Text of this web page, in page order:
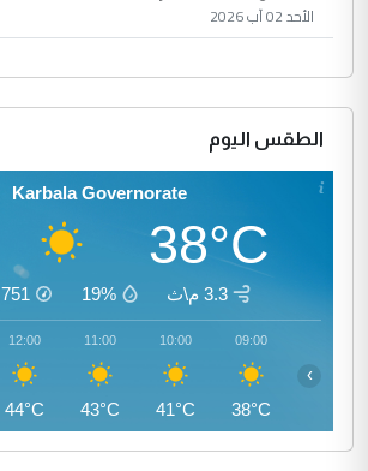
الأحد 02 آب 2026
الطقس اليوم
Karbala Governorate
38°C
3.3 م\ث 19%
751
09:00
38°C
10:00
41°C
11:00
43°C
12:00
44°C
›